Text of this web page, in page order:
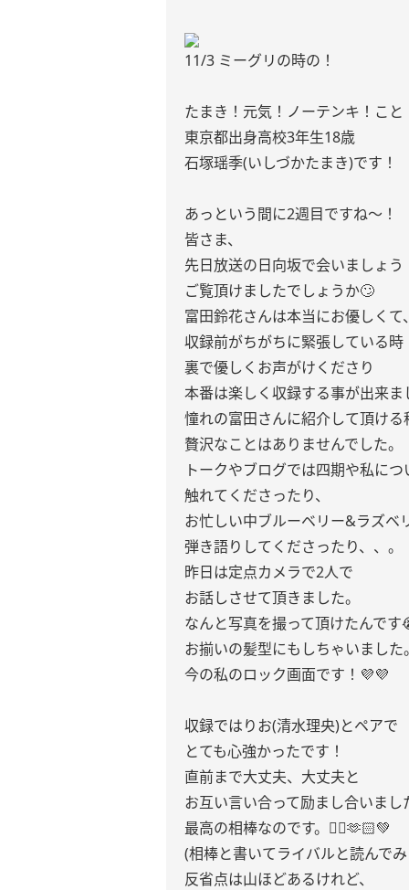
11/3 ミーグリの時の！
たまき！元気！ノーテンキ！こと
東京都出身高校3年生18歳
石塚瑶季(いしづかたまき)です！
あっという間に2週目ですね〜！
皆さま、
先日放送の日向坂で会いましょう
ご覧頂けましたでしょうか🙄
富田鈴花さんは本当にお優しくて、
収録前がちがちに緊張している時
裏で優しくお声がけくださり
本番は楽しく収録する事が出来ま
憧れの富田さんに紹介して頂ける
贅沢なことはありませんでした。
トークやブログでは四期や私につ
触れてくださったり、
お忙しい中ブルーベリー&ラズベ
弾き語りしてくださったり、、。
昨日は定点カメラで2人で
お話しさせて頂きました。
なんと写真を撮って頂けたんです
お揃いの髪型にもしちゃいました。
今の私のロック画面です！💜💜
収録ではりお(清水理央)とペアで
とても心強かったです！
直前まで大丈夫、大丈夫と
お互い言い合って励まし合いまし
最高の相棒なのです。👯‍♀️🫶🏻💚
(相棒と書いてライバルと読んで
反省点は山ほどあるけれど、